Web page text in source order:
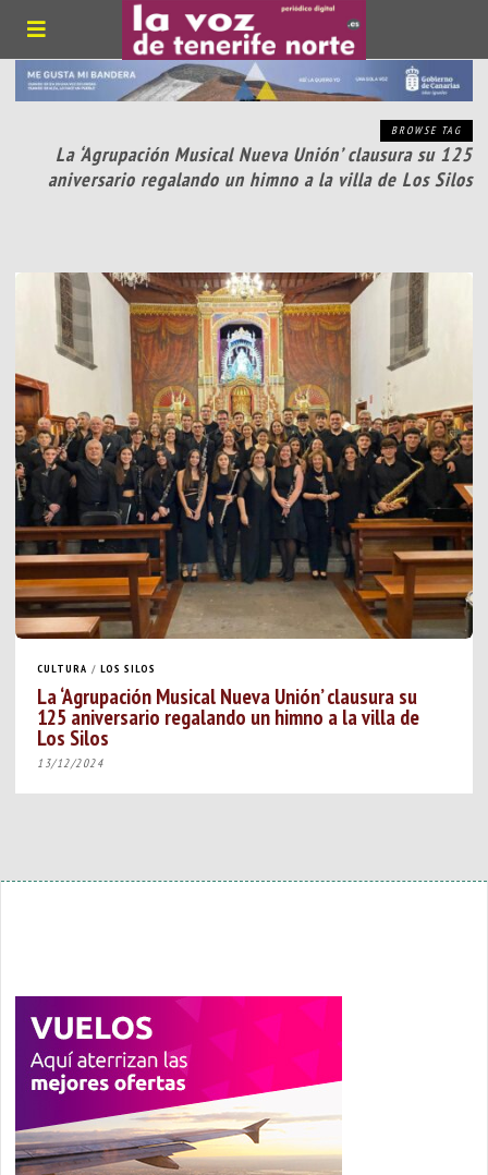
BROWSE TAG
La ‘Agrupación Musical Nueva Unión’ clausura su 125
aniversario regalando un himno a la villa de Los Silos
CULTURA / LOS SILOS
La ‘Agrupación Musical Nueva Unión’ clausura su
125 aniversario regalando un himno a la villa de
Los Silos
13/12/2024